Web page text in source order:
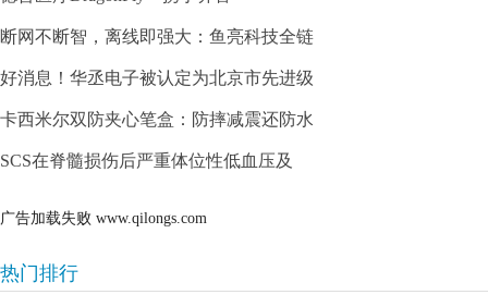
断网不断智，离线即强大：鱼亮科技全链
好消息！华丞电子被认定为北京市先进级
卡西米尔双防夹心笔盒：防摔减震还防水
SCS在脊髓损伤后严重体位性低血压及
广告加载失败 www.qilongs.com
热门排行